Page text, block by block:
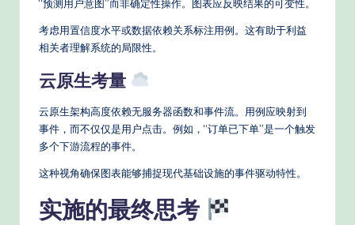
“预测用户意图”而非确定性操作。图表应反映结果的可变性。
考虑用置信度水平或数据依赖关系标注用例。这有助于利益
相关者理解系统的局限性。
云原生考量
云原生架构高度依赖无服务器函数和事件流。用例应映射到
事件，而不仅仅是用户点击。例如，“订单已下单”是一个触发
多个下游流程的事件。
这种视角确保图表能够捕捉现代基础设施的事件驱动特性。
实施的最终思考